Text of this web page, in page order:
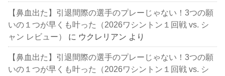
【鼻血出た】引退間際の選手のプレーじゃない！3つの願
いの１つが早くも叶った（2026ワシントン１回戦 vs. シ
ャン レビュー）
に ウクレリアン より
【鼻血出た】引退間際の選手のプレーじゃない！3つの願
いの１つが早くも叶った（2026ワシントン１回戦 vs. シ